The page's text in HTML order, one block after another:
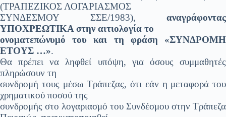
(ΤΡΑΠΕΖΙΚΟΣ ΛΟΓΑΡΙΑΣΜΟΣ
ΣΥΝΔΕΣΜΟΥ ΣΣΕ/1983), αναγράφοντας
ΥΠΟΧΡΕΩΤΙΚΑ στην αιτιολογία το
ονοματεπώνυμό του και τη φράση «ΣΥΝΔΡΟΜΗ
ΕΤΟΥΣ …».
Θα πρέπει να ληφθεί υπόψη, για όσους συμμαθητές
πληρώσουν τη
συνδρομή τους μέσω Τράπεζας, ότι εάν η μεταφορά του
χρηματικού ποσού της
συνδρομής στο λογαριασμό του Συνδέσμου στην Τράπεζα